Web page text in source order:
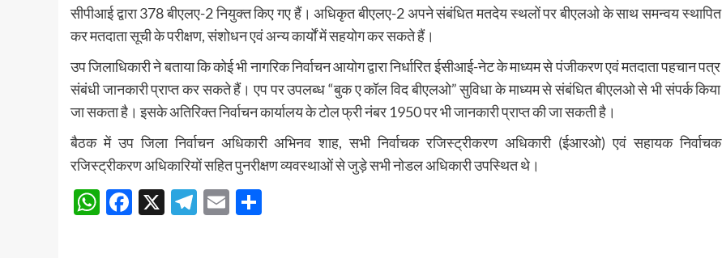
सीपीआई द्वारा 378 बीएलए-2 नियुक्त किए गए हैं। अधिकृत बीएलए-2 अपने संबंधित मतदेय स्थलों पर बीएलओ के साथ समन्वय स्थापित
कर मतदाता सूची के परीक्षण, संशोधन एवं अन्य कार्यों में सहयोग कर सकते हैं।
उप जिलाधिकारी ने बताया कि कोई भी नागरिक निर्वाचन आयोग द्वारा निर्धारित ईसीआई-नेट के माध्यम से पंजीकरण एवं मतदाता पहचान पत्र
संबंधी जानकारी प्राप्त कर सकते हैं। एप पर उपलब्ध “बुक ए कॉल विद बीएलओ” सुविधा के माध्यम से संबंधित बीएलओ से भी संपर्क किया
जा सकता है। इसके अतिरिक्त निर्वाचन कार्यालय के टोल फ्री नंबर 1950 पर भी जानकारी प्राप्त की जा सकती है।
बैठक में उप जिला निर्वाचन अधिकारी अभिनव शाह, सभी निर्वाचक रजिस्ट्रीकरण अधिकारी (ईआरओ) एवं सहायक निर्वाचक
रजिस्ट्रीकरण अधिकारियों सहित पुनरीक्षण व्यवस्थाओं से जुड़े सभी नोडल अधिकारी उपस्थित थे।
WhatsApp
Facebook
X Telegram
Email